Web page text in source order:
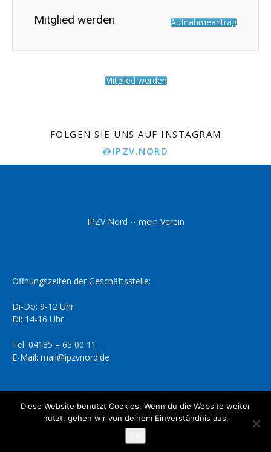
Mitglied werden Aufnahmeantrag
Mitglied werden
FOLGEN SIE UNS AUF INSTAGRAM
@IPZV.NORD
IPZV Nord -- mein Verein
Öffnungszeiten der Geschäftsstelle:
Di-Do: 9-12 Uhr
Di: 14-16 Uhr
Tel. 04185 – 65 00 11
E-Mail: mail@ipzvnord.de
Datenschutzerklärung Impressum
© IPZV Nord e.V.
Diese Website benutzt Cookies. Wenn du die Website weiter
nutzt, gehen wir von deinem Einverständnis aus.